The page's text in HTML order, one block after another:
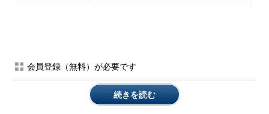
E」
会員登録（無料）が必要です
続きを読む